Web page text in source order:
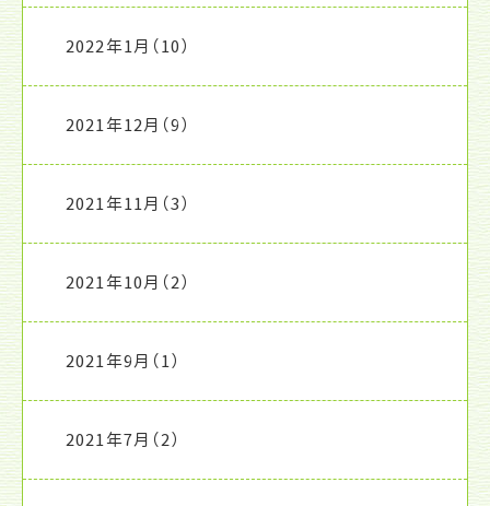
2022年1月 （10）
2021年12月 （9）
2021年11月 （3）
2021年10月 （2）
2021年9月 （1）
2021年7月 （2）